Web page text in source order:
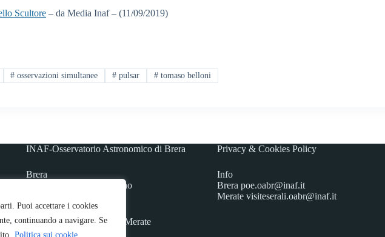
Puoi accettare i cookies
continuando a navigare. Se
Politica sui cookie
Scultore – da Media Inaf – (11/09/2019)
# osservazioni simultanee # pulsar # tomaso belloni
INAF-Osservatorio Astronomico di Brera
Brera
via Brera 28, 20121 Milano
Merate
via E. Bianchi 46, 23807 Merate
Privacy & Cookies Policy
Info
Brera poe.oabr@inaf.it
Merate visiteserali.oabr@inaf.it